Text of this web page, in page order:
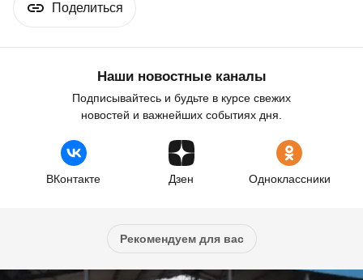
Поделиться
Наши новостные каналы
Подписывайтесь и будьте в курсе свежих
новостей и важнейших событиях дня.
ВКонтакте Дзен Одноклассники
Рекомендуем для вас